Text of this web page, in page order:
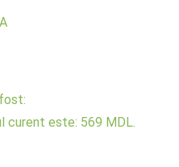
curent este: 569 MDL.